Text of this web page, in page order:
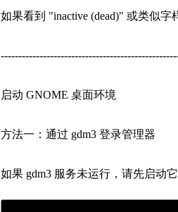
如果看到 "inactive (dead)" 或类似字
启动 GNOME 桌面环境
方法一：通过 gdm3 登录管理器
如果 gdm3 服务未运行，请先启动它